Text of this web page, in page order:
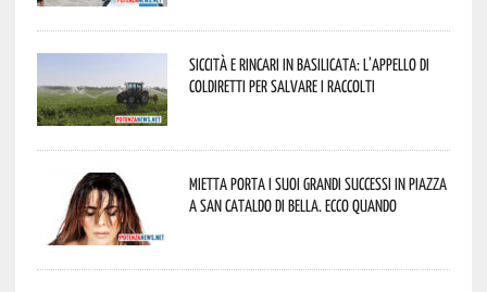
Siccità e rincari in Basilicata: l’appello di
Coldiretti per salvare i raccolti
Mietta porta i suoi grandi successi in piazza
a San Cataldo di Bella. Ecco quando